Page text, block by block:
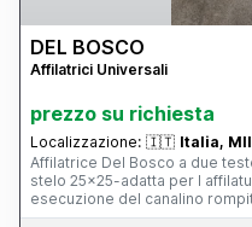
DEL BOSCO
Affilatrici Universali
prezzo su richiesta
Localizzazione: 🇮🇹 Italia,
Affilatrice Del Bosco a due teste per utensili monotaglienti con
stelo 25x25-adatta per l
esecuzione del canalino
dell apparecchio per l